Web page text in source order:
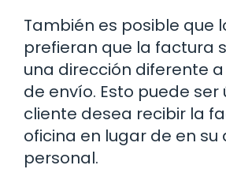
También es posible que
prefieran que la factura
una dirección diferente
de envío. Esto puede ser
cliente desea recibir la
oficina en lugar de en su
personal.